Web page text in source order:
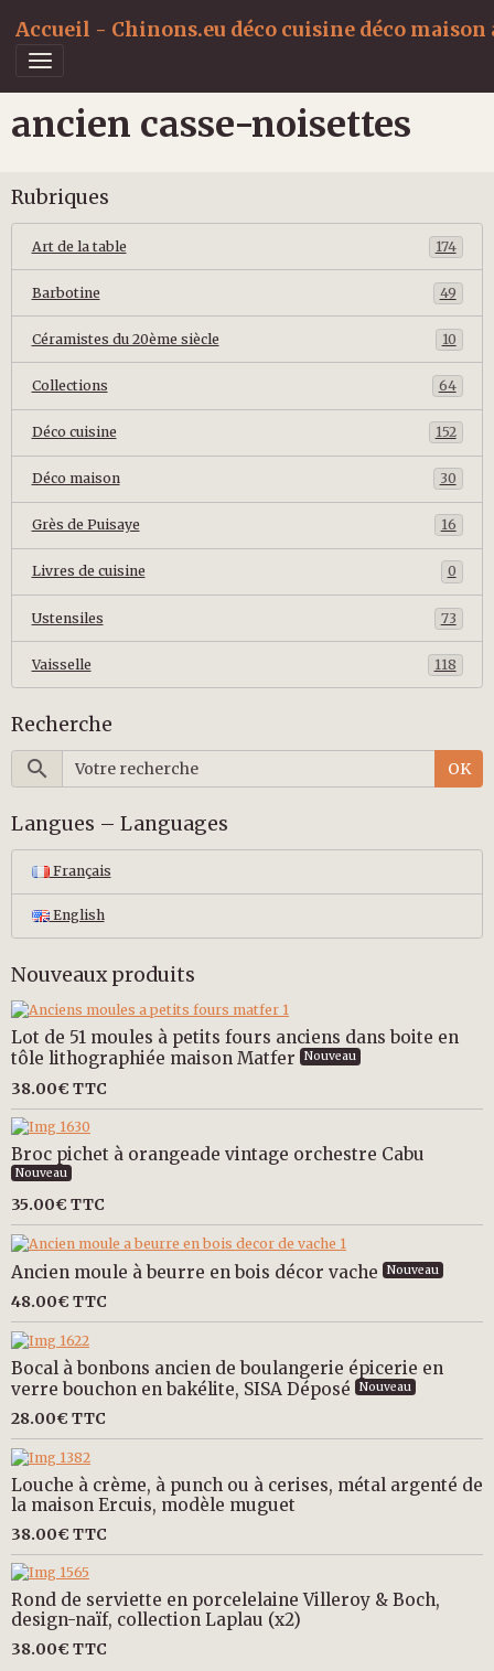
Accueil - Chinons.eu déco cuisine déco
ancien casse-noisettes
Rubriques
Art de la table 174
Barbotine 49
Céramistes du 20ème siècle 10
Collections 64
Déco cuisine 152
Déco maison 30
Grès de Puisaye 16
Livres de cuisine 0
Ustensiles 73
Vaisselle 118
Recherche
OK
Langues – Languages
Français
English
Nouveaux produits
Lot de 51 moules à petits fours anciens dans boite en
tôle lithographiée maison Matfer
Nouveau
38.00€ TTC
Broc pichet à orangeade vintage orchestre Cabu
Nouveau
35.00€ TTC
Ancien moule à beurre en bois décor vache Nouveau
48.00€ TTC
Bocal à bonbons ancien de boulangerie épicerie en
verre bouchon en bakélite, SISA Déposé
Nouveau
28.00€ TTC
Louche à crème, à punch ou à cerises, métal argenté de
la maison Ercuis, modèle muguet
38.00€ TTC
Rond de serviette en porcelelaine Villeroy & Boch,
design-naïf, collection Laplau (x2)
38.00€ TTC